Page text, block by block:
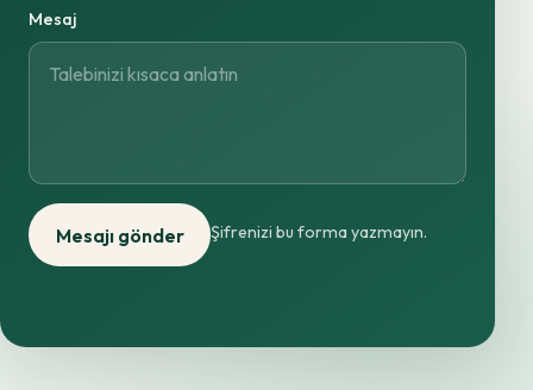
Mesaj
Mesajı gönder Şifrenizi bu forma yazmayın.